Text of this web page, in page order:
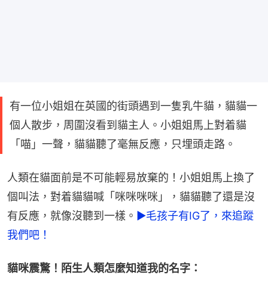
有一位小姐姐在英國的街頭遇到一隻乳牛貓，貓貓一
個人散步，周圍沒看到貓主人。小姐姐馬上對着貓
「喵」一聲，貓貓聽了毫無反應，只埋頭走路。
人類在貓面前是不可能輕易放棄的！小姐姐馬上換了
個叫法，對着貓貓喊「咪咪咪咪」，貓貓聽了還是沒
有反應，就像沒聽到一樣。 ►毛孩子有IG了，來追蹤
我們吧！
貓咪震驚！陌生人類怎麼知道我的名字：